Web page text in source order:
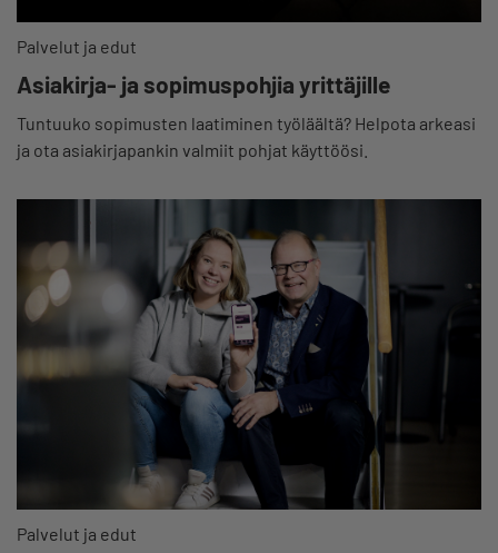
Palvelut ja edut
Asiakirja- ja sopimuspohjia yrittäjille
Tuntuuko sopimusten laatiminen työläältä? Helpota arkeasi
ja ota asiakirjapankin valmiit pohjat käyttöösi.
Palvelut ja edut